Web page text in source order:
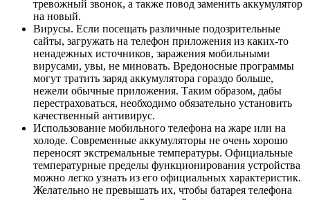
тревожный звонок, а также повод заменить аккумулятор
на новый.
Вирусы. Если посещать различные подозрительные
сайты, загружать на телефон приложения из каких-то
ненадежных источников, заражения мобильными
вирусами, увы, не миновать. Вредоносные программы
могут тратить заряд аккумулятора гораздо больше,
нежели обычные приложения. Таким образом, дабы
перестраховаться, необходимо обязательно установить
качественный антивирус.
Использование мобильного телефона на жаре или на
холоде. Современные аккумуляторы не очень хорошо
переносят экстремальные температуры. Официальные
температурные пределы функционирования устройства
можно легко узнать из его официальных характеристик.
Желательно не превышать их, чтобы батарея телефона